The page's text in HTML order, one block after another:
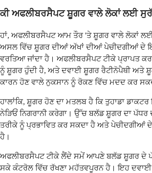
ਕੀ ਅਫਲੀਬਰਸੈਪਟ ਸ਼ੂਗਰ ਵਾਲੇ ਲੋਕਾਂ ਲਈ
ਹਾਂ, ਅਫਲੀਬਰਸੈਪਟ ਆਮ ਤੌਰ 'ਤੇ ਸ਼ੂਗਰ ਵਾਲੇ ਲੋਕਾਂ
ਅਸਲ ਵਿੱਚ ਸ਼ੂਗਰ ਦੀਆਂ ਅੱਖਾਂ ਦੀਆਂ ਪੇਚੀਦਗੀਆਂ ਦੇ
ਵਰਤਿਆ ਜਾਂਦਾ ਹੈ। ਅਫਲੀਬਰਸੈਪਟ ਟੀਕੇ ਪ੍ਰਾਪਤ
ਨੂੰ ਸ਼ੂਗਰ ਹੁੰਦੀ ਹੈ, ਅਤੇ ਦਵਾਈ ਸ਼ੂਗਰ ਰੈਟੀਨੋਪੈਥੀ ਅਤੇ
ਕਾਰਨ ਹੋਣ ਵਾਲੇ ਨੁਕਸਾਨ ਨੂੰ ਰੋਕਣ ਵਿੱਚ ਮਦਦ ਕਰ
ਹਾਲਾਂਕਿ, ਸ਼ੂਗਰ ਹੋਣ ਦਾ ਮਤਲਬ ਹੈ ਕਿ ਤੁਹਾਡਾ ਡਾਕਟਰ
ਨੇੜਿਓਂ ਨਿਗਰਾਨੀ ਕਰੇਗਾ। ਉੱਚ ਬਲੱਡ ਸ਼ੂਗਰ ਦਾ
ਤਰੀਕੇ ਨੂੰ ਪ੍ਰਭਾਵਿਤ ਕਰ ਸਕਦਾ ਹੈ ਅਤੇ ਪੇਚੀਦਗੀਆਂ
ਹੈ।
ਅਫਲੀਬਰਸੈਪਟ ਟੀਕੇ ਲੈਂਦੇ ਸਮੇਂ ਆਪਣੇ ਬਲੱਡ ਸ਼ੂਗਰ ਦੇ
ਸਕੇ ਕੰਟਰੋਲ ਵਿੱਚ ਰੱਖਣਾ ਮਹੱਤਵਪੂਰਨ ਹੈ। ਇਹ ਦਵਾਈ